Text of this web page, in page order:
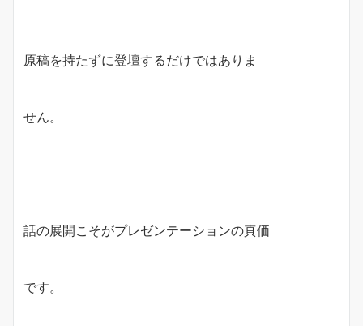
原稿を持たずに登壇するだけではありま
せん。
話の展開こそがプレゼンテーションの真価
です。